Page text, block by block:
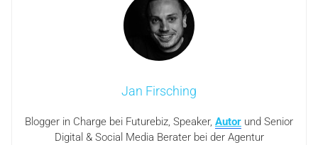
Jan Firsching
Blogger in Charge bei Futurebiz, Speaker, Autor und Senior
Digital & Social Media Berater bei der Agentur